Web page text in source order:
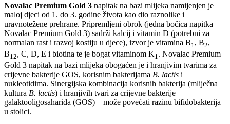
Novalac Premium Gold 3 napitak na bazi mlijeka namijenjen je
maloj djeci od 1. do 3. godine života kao dio raznolike i
uravnotežene prehrane. Pripremljeni obrok (jedna bočica napitka
Novalac Premium Gold 3) sadrži kalcij i vitamin D (potrebni za
normalan rast i razvoj kostiju u djece), izvor je vitamina B1 , B2,
B12, C, D, E i biotina te je bogat vitaminom K1. Novalac Premium
Gold 3 napitak na bazi mlijeka obogaćen je i hranjivim tvarima za
crijevne bakterije GOS, korisnim bakterijama B. lactis i
nukleotidima. Sinergijska kombinacija korisnih bakterija (mliječna
kultura B. lactis) i hranjivih tvari za crijevne bakterije –
galaktooligosaharida (GOS) – može povećati razinu bifidobakterija
u stolici.